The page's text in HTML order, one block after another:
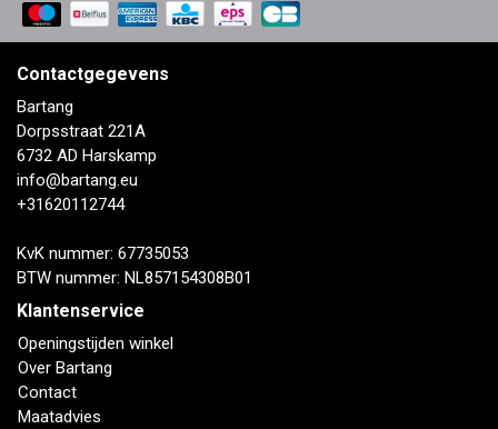
Contactgegevens
Bartang
Dorpsstraat 221A
6732 AD Harskamp
info@bartang.eu
+31620112744
KvK nummer: 67735053
BTW nummer: NL857154308B01
Klantenservice
Openingstijden winkel
Over Bartang
Contact
Maatadvies